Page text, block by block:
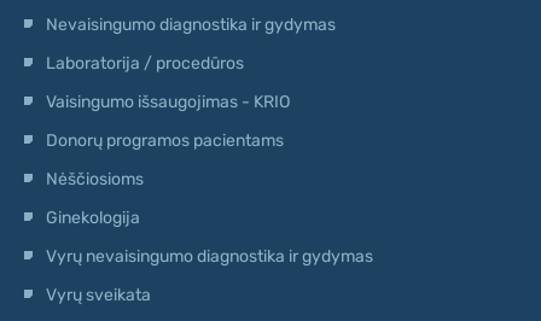
Nevaisingumo diagnostika ir gydymas
Laboratorija / procedūros
Vaisingumo išsaugojimas - KRIO
Donorų programos pacientams
Nėščiosioms
Ginekologija
Vyrų nevaisingumo diagnostika ir gydymas
Vyrų sveikata